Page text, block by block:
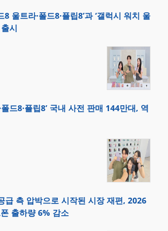
울트라·폴드8·플립8’과 ‘갤럭시 워치 울
시
드8·플립8’ 국내 사전 판매 144만대, 역
급 측 압박으로 시작된 시장 재편, 2026
출하량 6% 감소